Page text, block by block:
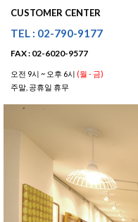
CUSTOMER CENTER
TEL : 02-790-9177
FAX : 02-6020-9577
오전 9시 ~ 오후 6시 (월 - 금)
주말, 공휴일 휴무